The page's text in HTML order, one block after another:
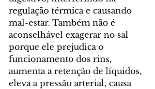
regulação térmica e causando
mal-estar. Também não é
aconselhável exagerar no sal
porque ele prejudica o
funcionamento dos rins,
aumenta a retenção de líquidos,
eleva a pressão arterial, causa